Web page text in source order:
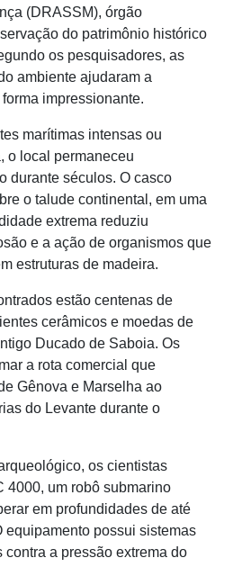
(DRASSM), órgão
do patrimônio histórico
os pesquisadores, as
ambiente ajudaram a
impressionante.
marítimas intensas ou
o local permaneceu
durante séculos. O casco
o talude continental, em uma
extrema reduziu
e a ação de organismos que
estruturas de madeira.
estão centenas de
cerâmicos e moedas de
Ducado de Saboia. Os
a rota comercial que
Gênova e Marselha ao
do Levante durante o
os cientistas
4000, um robô submarino
em profundidades de até
equipamento possui sistemas
a pressão extrema do